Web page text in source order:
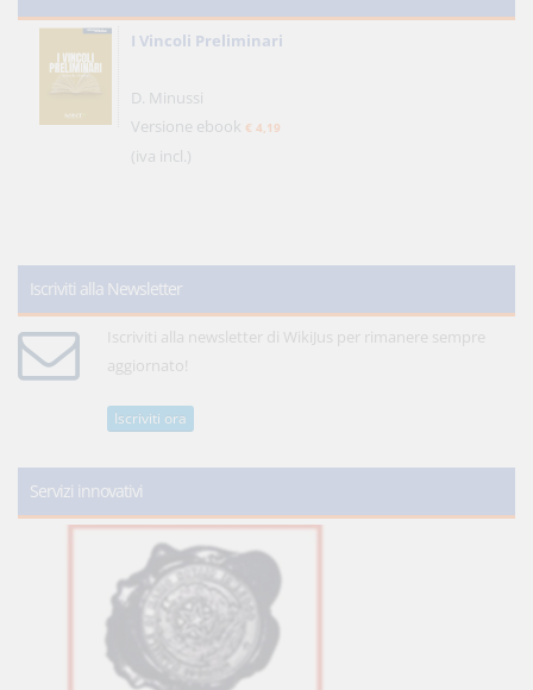
I Vincoli Preliminari
D. Minussi
Versione ebook € 4,19
(iva incl.)
Iscriviti alla Newsletter
Iscriviti alla newsletter di WikiJus per rimanere sempre
aggiornato!
Iscriviti ora
Servizi innovativi